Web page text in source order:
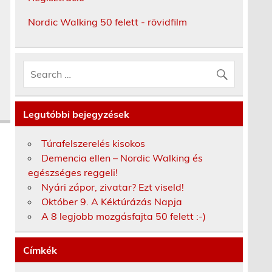
Nordic Walking 50 felett - rövidfilm
Legutóbbi bejegyzések
Túrafelszerelés kisokos
Demencia ellen – Nordic Walking és
egészséges reggeli!
Nyári zápor, zivatar? Ezt viseld!
Október 9. A Kéktúrázás Napja
A 8 legjobb mozgásfajta 50 felett :-)
Címkék